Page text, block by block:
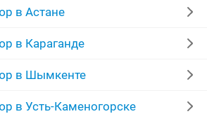
ресниц
ногтей
коррекция бровей
выравнивание
в Астане
в Караганде
в Шымкенте
в Усть-Каменогорске